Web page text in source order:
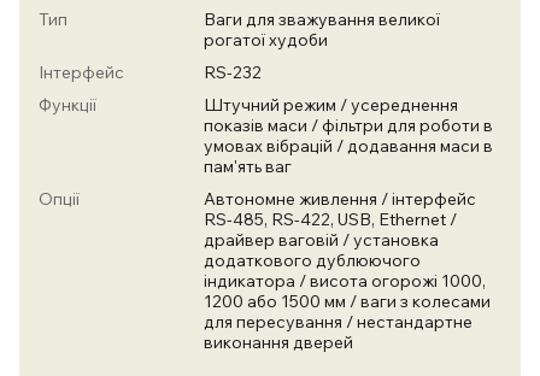
Тип
Ваги для зважування великої
рогатої худоби
Інтерфейс
RS-232
Функції
Штучний режим / усереднення
показів маси / фільтри для роботи в
умовах вібрацій / додавання маси в
пам'ять ваг
Опції
Автономне живлення / інтерфейс
RS-485, RS-422, USB, Ethernet /
драйвер ваговій / установка
додаткового дублюючого
індикатора / висота огорожі 1000,
1200 або 1500 мм / ваги з колесами
для пересування / нестандартне
виконання дверей